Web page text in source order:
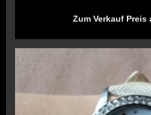
Zum Verkauf Preis